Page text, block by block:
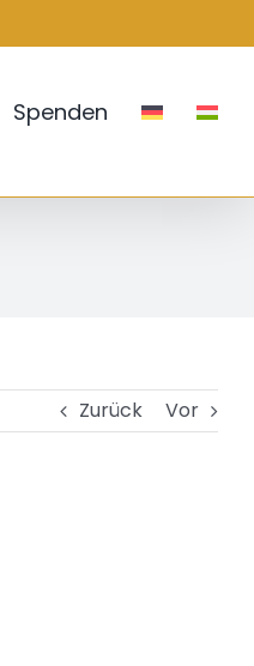
Spenden
Zurück Vor